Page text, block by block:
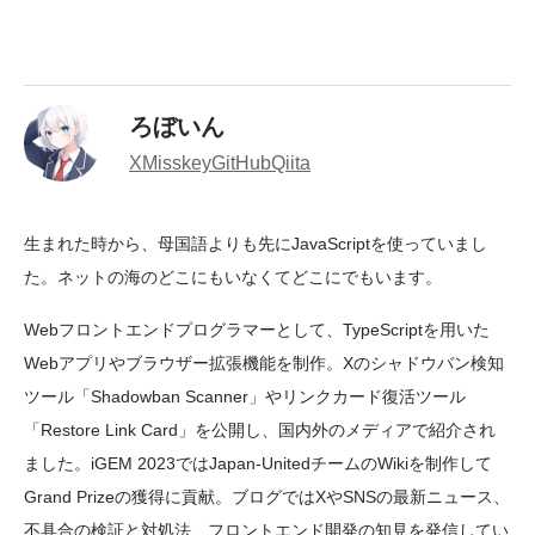
ろぼいん
XMisskeyGitHubQiita
生まれた時から、母国語よりも先にJavaScriptを使っていまし
た。ネットの海のどこにもいなくてどこにでもいます。
Webフロントエンドプログラマーとして、TypeScriptを用いた
Webアプリやブラウザー拡張機能を制作。Xのシャドウバン検知
ツール「Shadowban Scanner」やリンクカード復活ツール
「Restore Link Card」を公開し、国内外のメディアで紹介され
ました。iGEM 2023ではJapan-UnitedチームのWikiを制作して
Grand Prizeの獲得に貢献。ブログではXやSNSの最新ニュース、
不具合の検証と対処法、フロントエンド開発の知見を発信してい